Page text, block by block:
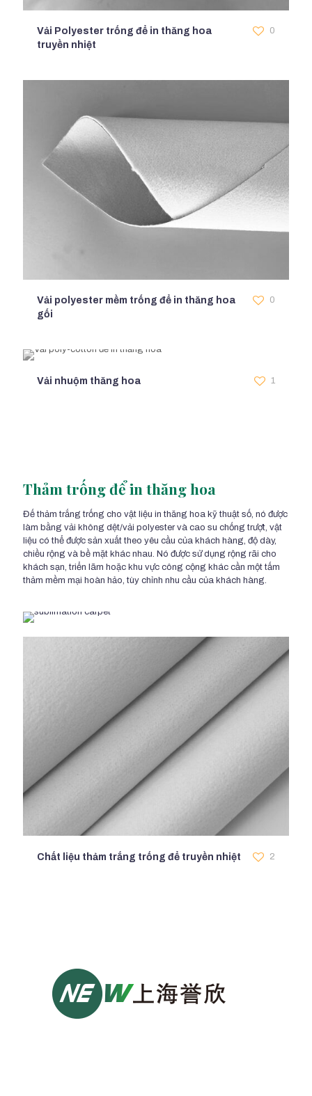
Vải Polyester trống để in thăng hoa
truyền nhiệt
0
Vải polyester mềm trống để in thăng hoa
gối
0
Vải nhuộm thăng hoa 1
Thảm trống để in thăng hoa
Đế thảm trắng trống cho vật liệu in thăng hoa kỹ thuật số, nó được
làm bằng vải không dệt/vải polyester và cao su chống trượt, vật
liệu có thể được sản xuất theo yêu cầu của khách hàng, độ dày,
chiều rộng và bề mặt khác nhau. Nó được sử dụng rộng rãi cho
khách sạn, triển lãm hoặc khu vực công cộng khác cần một tấm
thảm mềm mại hoàn hảo, tùy chỉnh nhu cầu của khách hàng.
Chất liệu thảm trắng trống để truyền nhiệt 2